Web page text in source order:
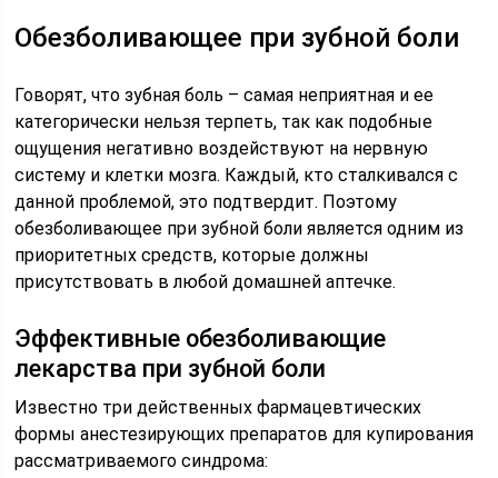
Обезболивающее при зубной боли
Говорят, что зубная боль – самая неприятная и ее
категорически нельзя терпеть, так как подобные
ощущения негативно воздействуют на нервную
систему и клетки мозга. Каждый, кто сталкивался с
данной проблемой, это подтвердит. Поэтому
обезболивающее при зубной боли является одним из
приоритетных средств, которые должны
присутствовать в любой домашней аптечке.
Эффективные обезболивающие
лекарства при зубной боли
Известно три действенных фармацевтических
формы анестезирующих препаратов для купирования
рассматриваемого синдрома: